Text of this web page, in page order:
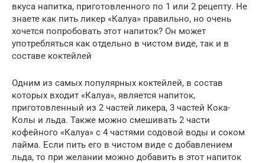
вкуса напитка, приготовленного по 1 или 2 рецепту. Не
знаете как пить ликер «Калуа» правильно, но очень
хочется попробовать этот напиток? Он может
употребляться как отдельно в чистом виде, так и в
составе коктейлей
Одним из самых популярных коктейлей, в состав
которых входит «Калуа», является напиток,
приготовленный из 2 частей ликера, 3 частей Кока-
Колы и льда. Также можно смешивать 2 части
кофейного «Калуа» с 4 частями содовой воды и соком
лайма. Если пить его в чистом виде с добавлением
льда, то при желании можно добавить в этот напиток